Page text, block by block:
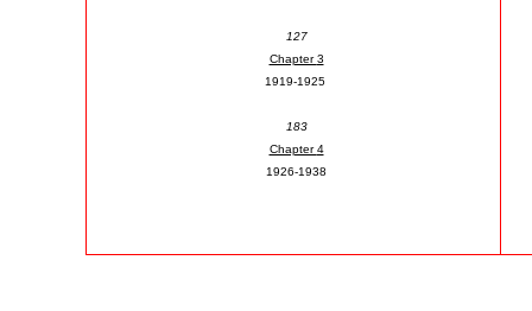
127
Chapter3
1919-1925
183
Chapter4
1926-1938